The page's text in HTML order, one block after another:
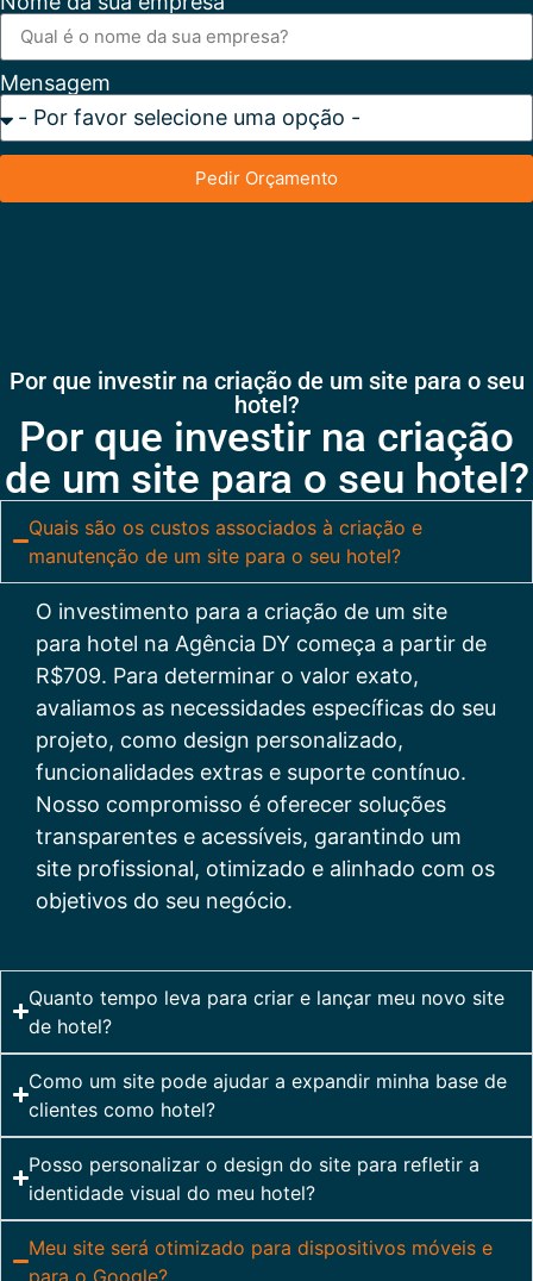
Mensagem
Pedir Orçamento
Por que investir na criação de um site para o seu
hotel?
Por que investir na criação
de um site para o seu hotel?
Quais são os custos associados à criação e
manutenção de um site para o seu hotel?
O investimento para a criação de um site
para hotel na Agência DY começa a partir de
R$709. Para determinar o valor exato,
avaliamos as necessidades específicas do seu
projeto, como design personalizado,
funcionalidades extras e suporte contínuo.
Nosso compromisso é oferecer soluções
transparentes e acessíveis, garantindo um
site profissional, otimizado e alinhado com os
objetivos do seu negócio.
Quanto tempo leva para criar e lançar meu novo site
de hotel?
Como um site pode ajudar a expandir minha base de
clientes como hotel?
Posso personalizar o design do site para refletir a
identidade visual do meu hotel?
Meu site será otimizado para dispositivos móveis e
para o Google?